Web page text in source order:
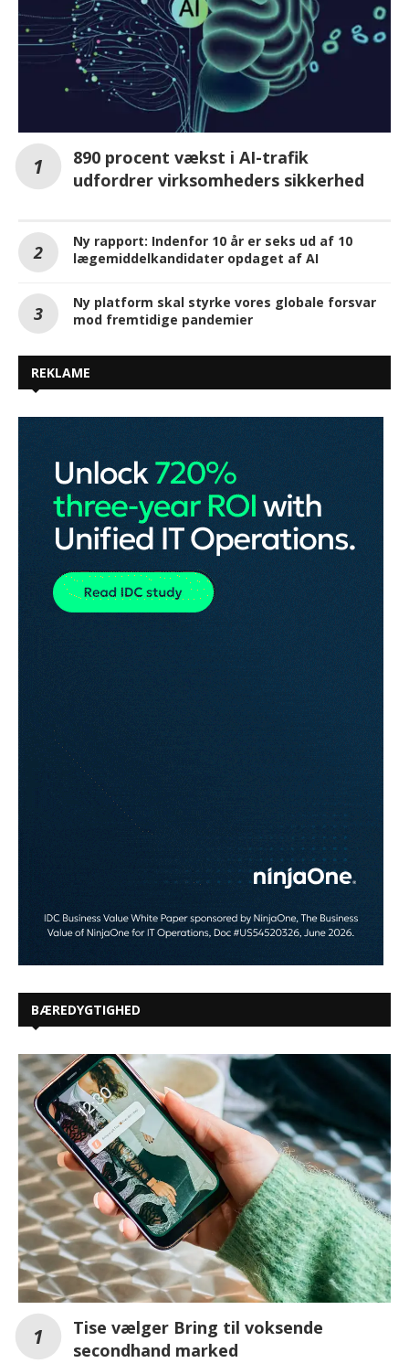
890 procent vækst i AI-trafik
udfordrer virksomheders sikkerhed
Ny rapport: Indenfor 10 år er seks ud af 10
lægemiddelkandidater opdaget af AI
Ny platform skal styrke vores globale forsvar
mod fremtidige pandemier
REKLAME
BÆREDYGTIGHED
Tise vælger Bring til voksende
secondhand marked